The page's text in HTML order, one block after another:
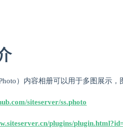
）内容相册可以用于多图展示，
siteserver/ss.photo
plugins/